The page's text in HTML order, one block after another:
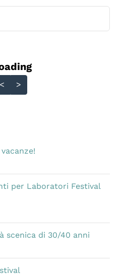
- current view is
< >
per Laboratori Festival
scenica di 30/40 anni